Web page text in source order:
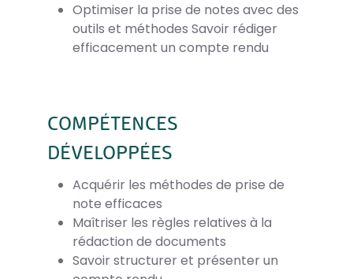
Optimiser la prise de notes avec des
outils et méthodes Savoir rédiger
efficacement un compte rendu
COMPÉTENCES
DÉVELOPPÉES
Acquérir les méthodes de prise de
note efficaces
Maîtriser les règles relatives à la
rédaction de documents
Savoir structurer et présenter un